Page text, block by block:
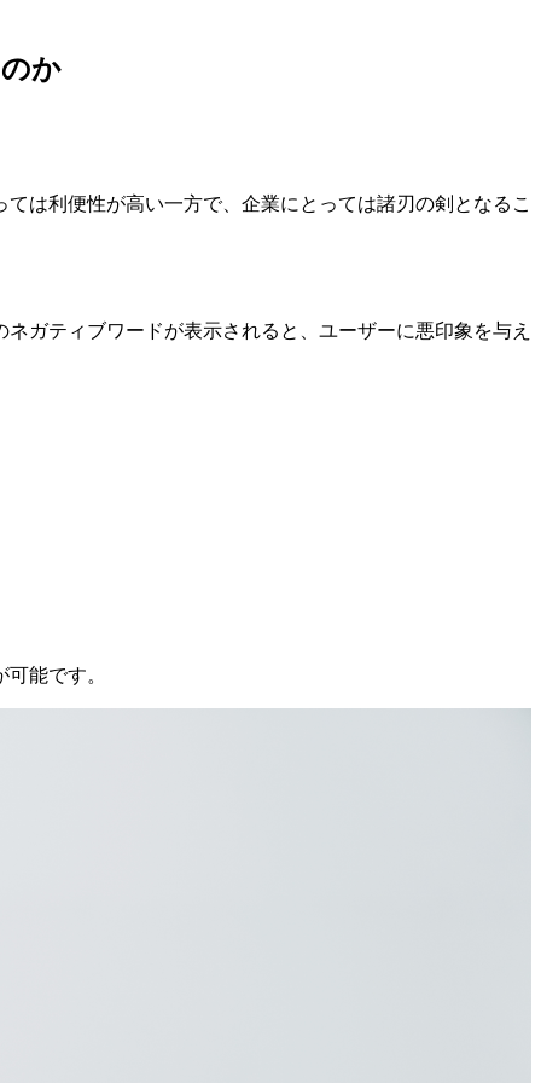
か
は利便性が高い一方で、企業にとっては諸刃の剣となるこ
ガティブワードが表示されると、ユーザーに悪印象を与え
能です。